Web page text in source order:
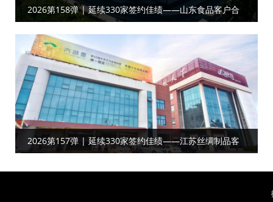
2026第158弹 | 延续330家签约佳绩——山东食品客户合
作工厂目视化
2026第157弹 | 延续330家签约佳绩——江苏丝绸制品‌‌‌‌客
户达成工厂目视化合作